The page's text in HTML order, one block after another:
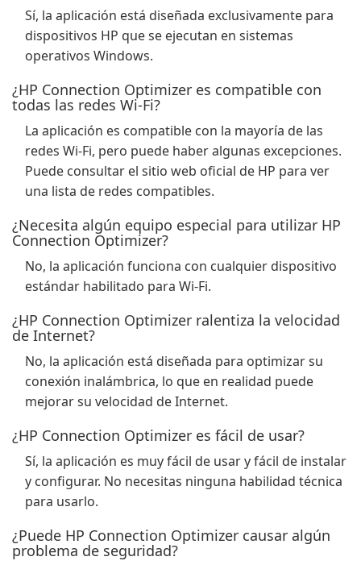
Sí, la aplicación está diseñada exclusivamente para
dispositivos HP que se ejecutan en sistemas
operativos Windows.
¿HP Connection Optimizer es compatible con
todas las redes Wi-Fi?
La aplicación es compatible con la mayoría de las
redes Wi-Fi, pero puede haber algunas excepciones.
Puede consultar el sitio web oficial de HP para ver
una lista de redes compatibles.
¿Necesita algún equipo especial para utilizar HP
Connection Optimizer?
No, la aplicación funciona con cualquier dispositivo
estándar habilitado para Wi-Fi.
¿HP Connection Optimizer ralentiza la velocidad
de Internet?
No, la aplicación está diseñada para optimizar su
conexión inalámbrica, lo que en realidad puede
mejorar su velocidad de Internet.
¿HP Connection Optimizer es fácil de usar?
Sí, la aplicación es muy fácil de usar y fácil de instalar
y configurar. No necesitas ninguna habilidad técnica
para usarlo.
¿Puede HP Connection Optimizer causar algún
problema de seguridad?